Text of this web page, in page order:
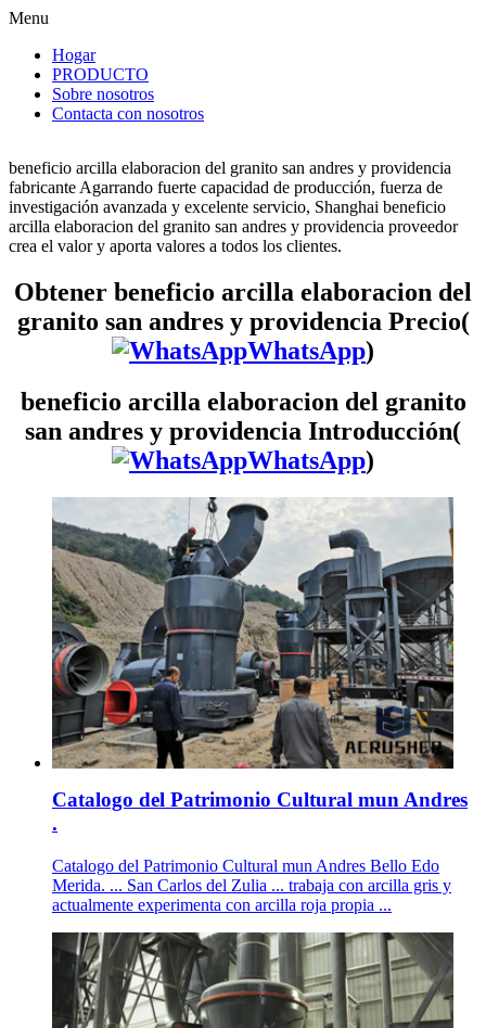
Menu
Hogar
PRODUCTO
Sobre nosotros
Contacta con nosotros
beneficio arcilla elaboracion del granito san andres y providencia
fabricante Agarrando fuerte capacidad de producción, fuerza de
investigación avanzada y excelente servicio, Shanghai beneficio
arcilla elaboracion del granito san andres y providencia proveedor
crea el valor y aporta valores a todos los clientes.
Obtener beneficio arcilla elaboracion del
granito san andres y providencia Precio(
WhatsApp)
beneficio arcilla elaboracion del granito
san andres y providencia Introducción(
WhatsApp)
Catalogo del Patrimonio Cultural mun Andres
.
Catalogo del Patrimonio Cultural mun Andres Bello Edo
Merida. ... San Carlos del Zulia ... trabaja con arcilla gris y
actualmente experimenta con arcilla roja propia ...